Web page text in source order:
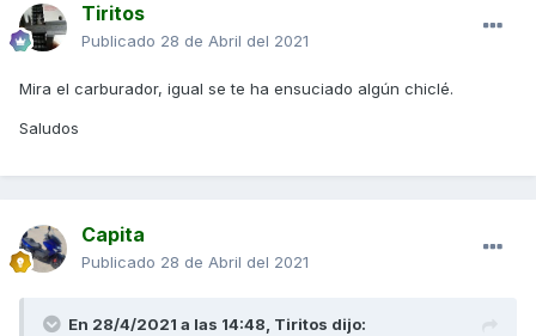
Tiritos
Publicado 28 de Abril del 2021
Mira el carburador, igual se te ha ensuciado algún chiclé.
Saludos
Capita
Publicado 28 de Abril del 2021
En 28/4/2021 a las 14:48, Tiritos dijo: